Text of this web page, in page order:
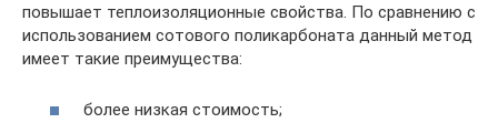
повышает теплоизоляционные свойства. По сравнению с
использованием сотового поликарбоната данный метод
имеет такие преимущества:
более низкая стоимость;